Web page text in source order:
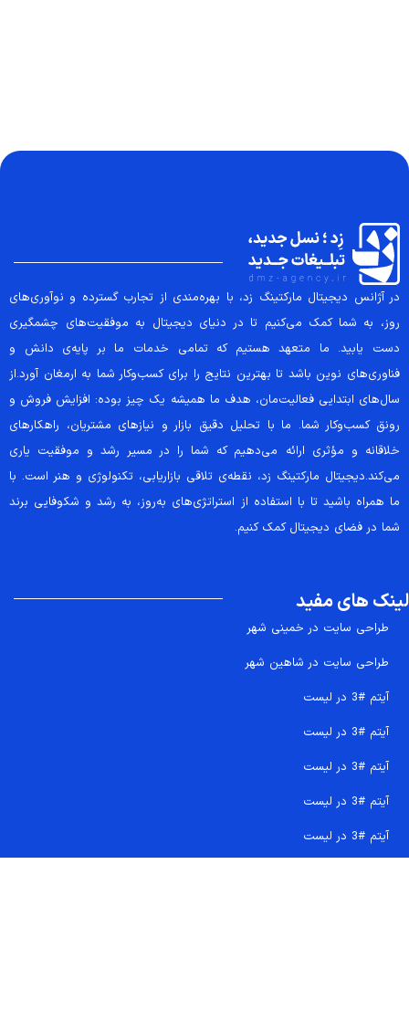
در آژانس دیجیتال مارکتینگ زد، با بهره‌مندی از تجارب گسترده و نوآوری‌های
روز، به شما کمک می‌کنیم تا در دنیای دیجیتال به موفقیت‌های چشمگیری
دست یابید. ما متعهد هستیم که تمامی خدمات ما بر پایه‌ی دانش و
فناوری‌های نوین باشد تا بهترین نتایج را برای کسب‌وکار شما به ارمغان آورد.از
سال‌های ابتدایی فعالیت‌مان، هدف ما همیشه یک چیز بوده: افزایش فروش و
رونق کسب‌وکار شما. ما با تحلیل دقیق بازار و نیازهای مشتریان، راهکارهای
خلاقانه و مؤثری ارائه می‌دهیم که شما را در مسیر رشد و موفقیت یاری
می‌کند.دیجیتال مارکتینگ زد، نقطه‌ی تلاقی بازاریابی، تکنولوژی و هنر است. با
ما همراه باشید تا با استفاده از استراتژی‌های به‌روز، به رشد و شکوفایی برند
شما در فضای دیجیتال کمک کنیم.
لینک های مفید
طراحی سایت در خمینی شهر
طراحی سایت در شاهین شهر
آیتم #3 در لیست
آیتم #3 در لیست
آیتم #3 در لیست
آیتم #3 در لیست
آیتم #3 در لیست